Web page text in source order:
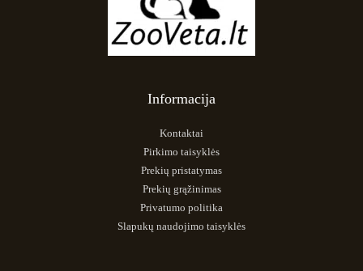
Informacija
Kontaktai
Pirkimo taisyklės
Prekių pristatymas
Prekių grąžinimas
Privatumo politika
Slapukų naudojimo taisyklės